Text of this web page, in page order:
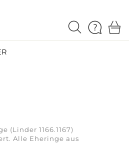
(Linder 1166.1167)
Alle Eheringe aus